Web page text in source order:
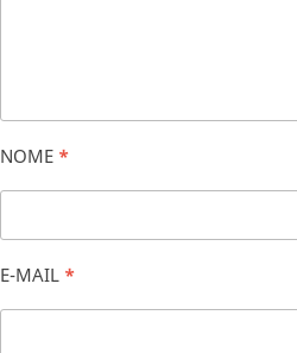
NOME *
E-MAIL *